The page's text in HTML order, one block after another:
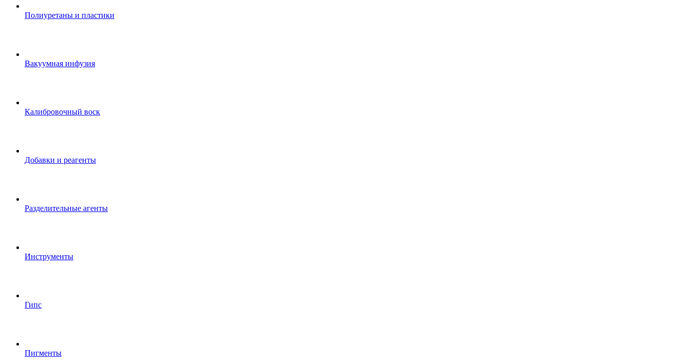
Полиуретаны и пластики
Вакуумная инфузия
Калибровочный воск
Добавки и реагенты
Разделительные агенты
Инструменты
Гипс
Пигменты